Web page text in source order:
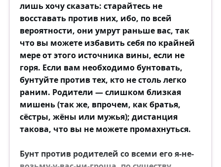
лишь хочу сказать: старайтесь не
восставать против них, ибо, по всей
вероятности, они умрут раньше вас, так
что вы можете избавить себя по крайней
мере от этого источника вины, если не
горя. Если вам необходимо бунтовать,
бунтуйте против тех, кто не столь легко
раним. Родители — слишком близкая
мишень (так же, впрочем, как братья,
сёстры, жёны или мужья); дистанция
такова, что вы не можете промахнуться.
Бунт против родителей со всеми его я-не-